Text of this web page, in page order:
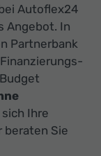
Autoflex24
Angebot. In
Partnerbank
Ihre
beraten Sie